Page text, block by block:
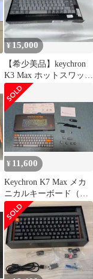
¥15,000
【希少美品】keychron
K3 Max ホットスワップ
対応
¥ 11,600
Keychron K7 Max メカ
ニカルキーボード（US
ANSI 配列）